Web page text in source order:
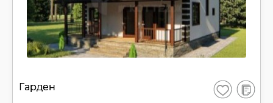
Гарден Сохранить
В